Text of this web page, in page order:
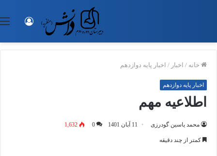
ورود
خانه / اخبار / اخبار پایه دوازدهم
اخبار پایه دوازدهم
اطلاعیه مهم
محمد یاسین گودرزی 11 آبان 1401 0
1,632
کمتر از چند دقیقه